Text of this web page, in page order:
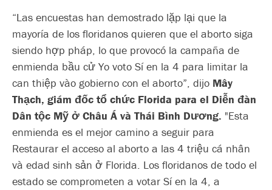
“Las encuestas han demostrado lặp lại que la
mayoría de los floridanos quieren que el aborto siga
siendo hợp pháp, lo que provocó la campaña de
enmienda bầu cử Yo voto Sí en la 4 para limitar la
can thiệp vào gobierno con el aborto”, dijo Mây
Thạch, giám đốc tổ chức Florida para el Diễn đàn
Dân tộc Mỹ ở Châu Á và Thái Bình Dương. "Esta
enmienda es el mejor camino a seguir para
Restaurar el acceso al aborto a las 4 triệu cá nhân
và edad sinh sản ở Florida. Los floridanos de todo el
estado se comprometen a votar Sí en la 4, a